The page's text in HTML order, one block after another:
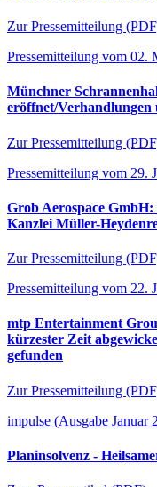
Zur Pressemitteilung
Pressemitteilung vom 02.
Münchner
eröffnet/Verhandlungen
Zur Pressemitteilung
Pressemitteilung vom 29.
Grob Aerospace
Kanzlei Müller-
Zur Pressemitteilung
Pressemitteilung vom 22.
mtp Entertainment
kürzester Zeit
gefunden
Zur Pressemitteilung
impulse (Ausgabe Januar
Planinsolvenz -